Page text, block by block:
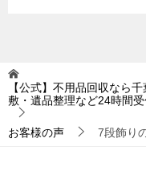
【公式】不用品回収なら
敷・遺品整理など24時間受
お客様の声 7段飾り